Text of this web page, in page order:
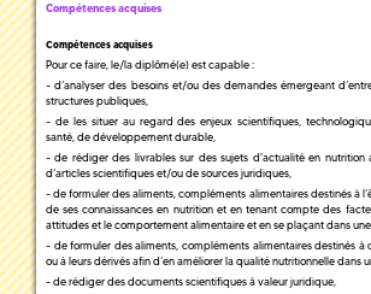
Compétences acquises
Compétences acquises
Pour ce faire, le/la diplômé(e) est capable :
- d’analyser des besoins et/ou des demandes émergeant
structures publiques,
- de les situer au regard des enjeux scientifiques,
santé, de développement durable,
- de rédiger des livrables sur des sujets d'actualité en nutrition
d’articles scientifiques et/ou de sources juridiques,
- de formuler des aliments, compléments alimentaires destinés à
de ses connaissances en nutrition et en tenant compte des
attitudes et le comportement alimentaire et en se plaçant dans une
- de formuler des aliments, compléments alimentaires destinés à
ou à leurs dérivés afin d’en améliorer la qualité nutritionnelle dans
- de rédiger des documents scientifiques à valeur juridique,